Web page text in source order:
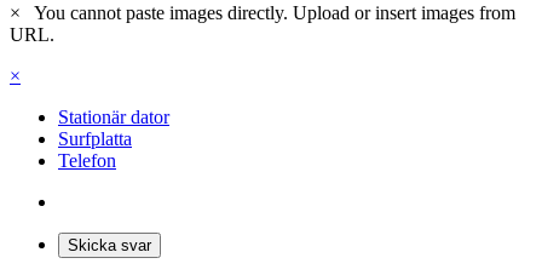
×
You cannot paste images directly. Upload or insert images from
URL.
×
Stationär dator
Surfplatta
Telefon
Skicka svar